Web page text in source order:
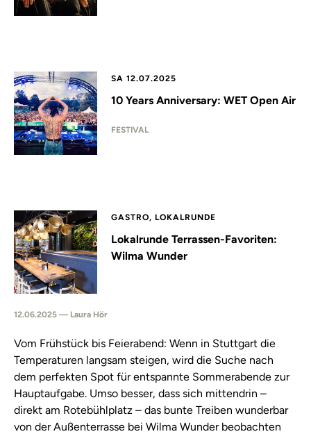
SA 12.07.2025
10 Years Anniversary: WET Open Air
FESTIVAL
GASTRO, LOKALRUNDE
Lokalrunde Terrassen-Favoriten:
Wilma Wunder
12.06.2025 — Laura Hör
Vom Frühstück bis Feierabend: Wenn in Stuttgart die
Temperaturen langsam steigen, wird die Suche nach
dem perfekten Spot für entspannte Sommerabende zur
Hauptaufgabe. Umso besser, dass sich mittendrin –
direkt am Rotebühlplatz – das bunte Treiben wunderbar
von der Außenterrasse bei Wilma Wunder beobachten